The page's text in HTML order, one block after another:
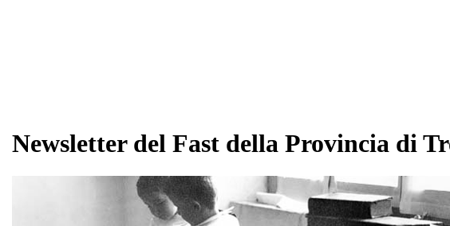
Newsletter del Fast della Provincia di